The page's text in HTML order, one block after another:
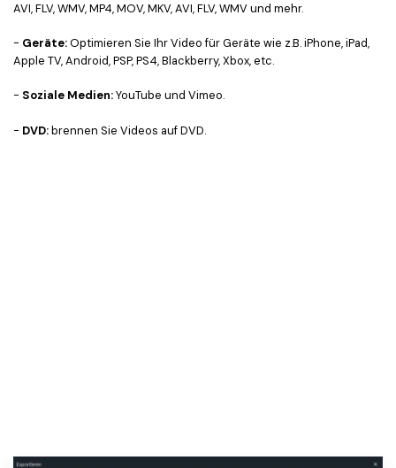
AVI, FLV, WMV, MP4, MOV, MKV, AVI, FLV, WMV und mehr.
- Geräte:Optimieren Sie Ihr Video für Geräte wie z.B. iPhone, iPad,
Apple TV, Android, PSP, PS4, Blackberry, Xbox, etc.
- Soziale Medien:YouTube und Vimeo.
- DVD:brennen Sie Videos auf DVD.